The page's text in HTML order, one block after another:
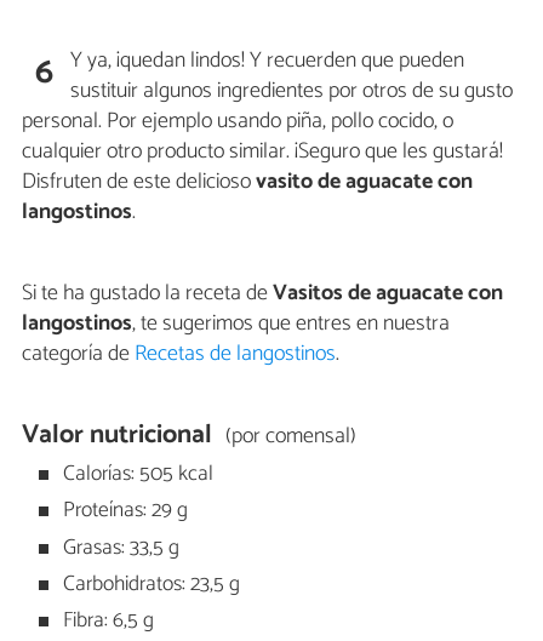
6 Y ya, ¡quedan lindos! Y recuerden que pueden
sustituir algunos ingredientes por otros de su gusto
personal. Por ejemplo usando piña, pollo cocido, o
cualquier otro producto similar. ¡Seguro que les gustará!
Disfruten de este deliciosovasito de aguacate con
langostinos.
Si te ha gustado la receta deVasitos de aguacate con
langostinos, te sugerimos que entres en nuestra
categoría deRecetas de langostinos.
Valor nutricional (por comensal)
Calorías: 505 kcal
Proteínas: 29 g
Grasas: 33,5 g
Carbohidratos: 23,5 g
Fibra: 6,5 g